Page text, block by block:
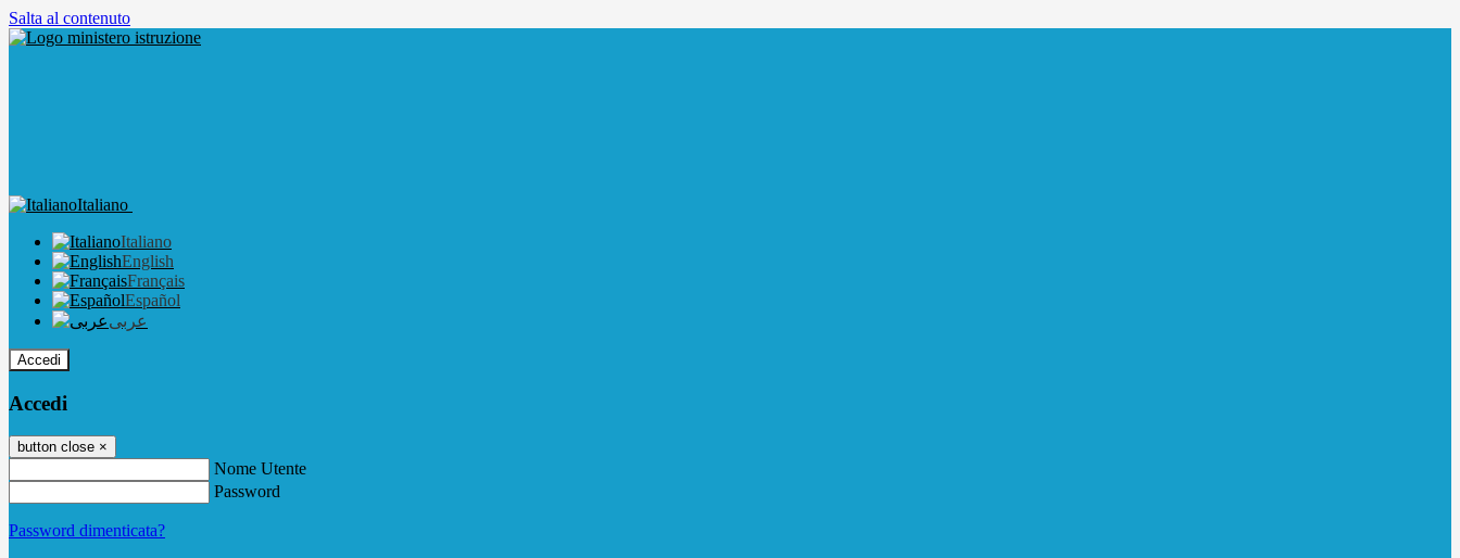
Salta al contenuto
Italiano
Italiano
English
Français
Español
عربى
Accedi
Accedi
button close ×
Nome Utente
Password
Password dimenticata?